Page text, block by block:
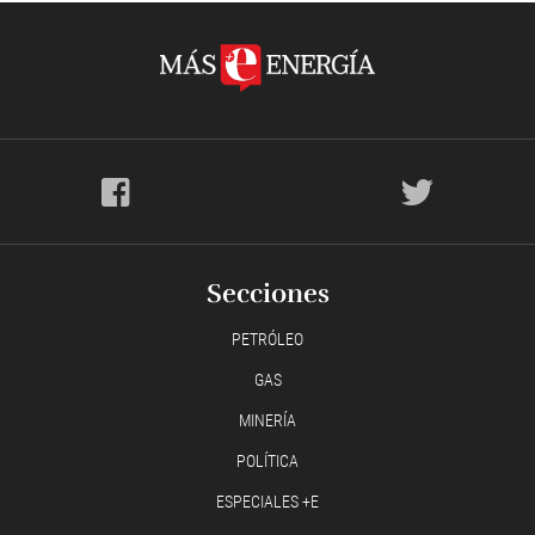
Secciones
PETRÓLEO
GAS
MINERÍA
POLÍTICA
ESPECIALES +E